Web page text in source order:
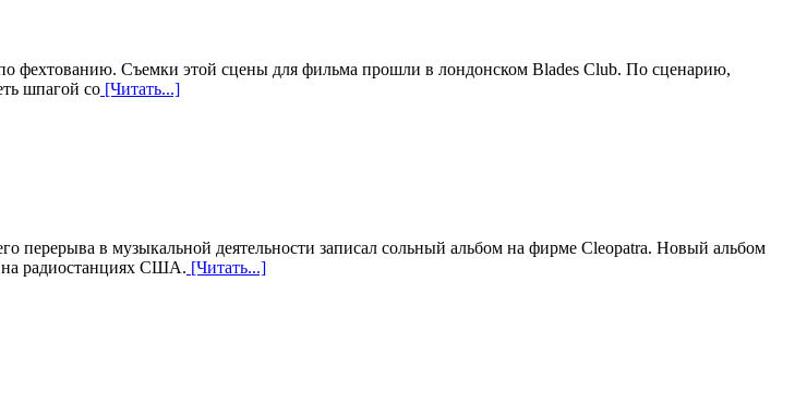
фехтованию. Съемки этой сцены для фильма прошли в лондонском Blades Club. По сценарию,
шпагой со [Читать...]
перерыва в музыкальной деятельности записал сольный альбом на фирме Cleopatra. Новый альбом
на радиостанциях США. [Читать...]